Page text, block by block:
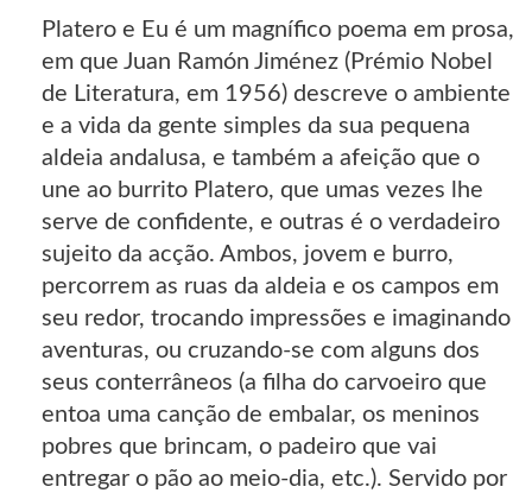
Platero e Eu é um magnífico poema em prosa,
em que Juan Ramón Jiménez (Prémio Nobel
de Literatura, em 1956) descreve o ambiente
e a vida da gente simples da sua pequena
aldeia andalusa, e também a afeição que o
une ao burrito Platero, que umas vezes lhe
serve de confidente, e outras é o verdadeiro
sujeito da acção. Ambos, jovem e burro,
percorrem as ruas da aldeia e os campos em
seu redor, trocando impressões e imaginando
aventuras, ou cruzando-se com alguns dos
seus conterrâneos (a filha do carvoeiro que
entoa uma canção de embalar, os meninos
pobres que brincam, o padeiro que vai
entregar o pão ao meio-dia, etc.). Servido por